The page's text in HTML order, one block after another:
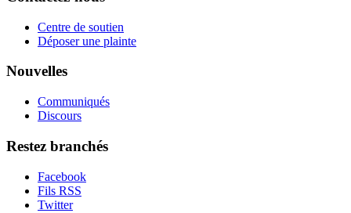
Centre de soutien
Déposer une plainte
Nouvelles
Communiqués
Discours
Restez branchés
Facebook
Fils RSS
Twitter